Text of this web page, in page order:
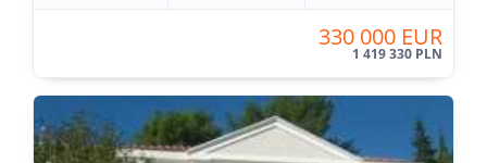
330 000 EUR
1 419 330 PLN